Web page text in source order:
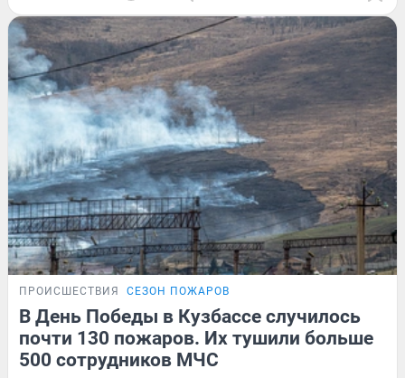
ПРОИСШЕСТВИЯ СЕЗОН ПОЖАРОВ
В День Победы в Кузбассе случилось
почти 130 пожаров. Их тушили больше
500 сотрудников МЧС